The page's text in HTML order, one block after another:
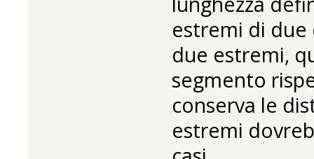
estremi di
due estremi,
segmento
conserva le
estremi